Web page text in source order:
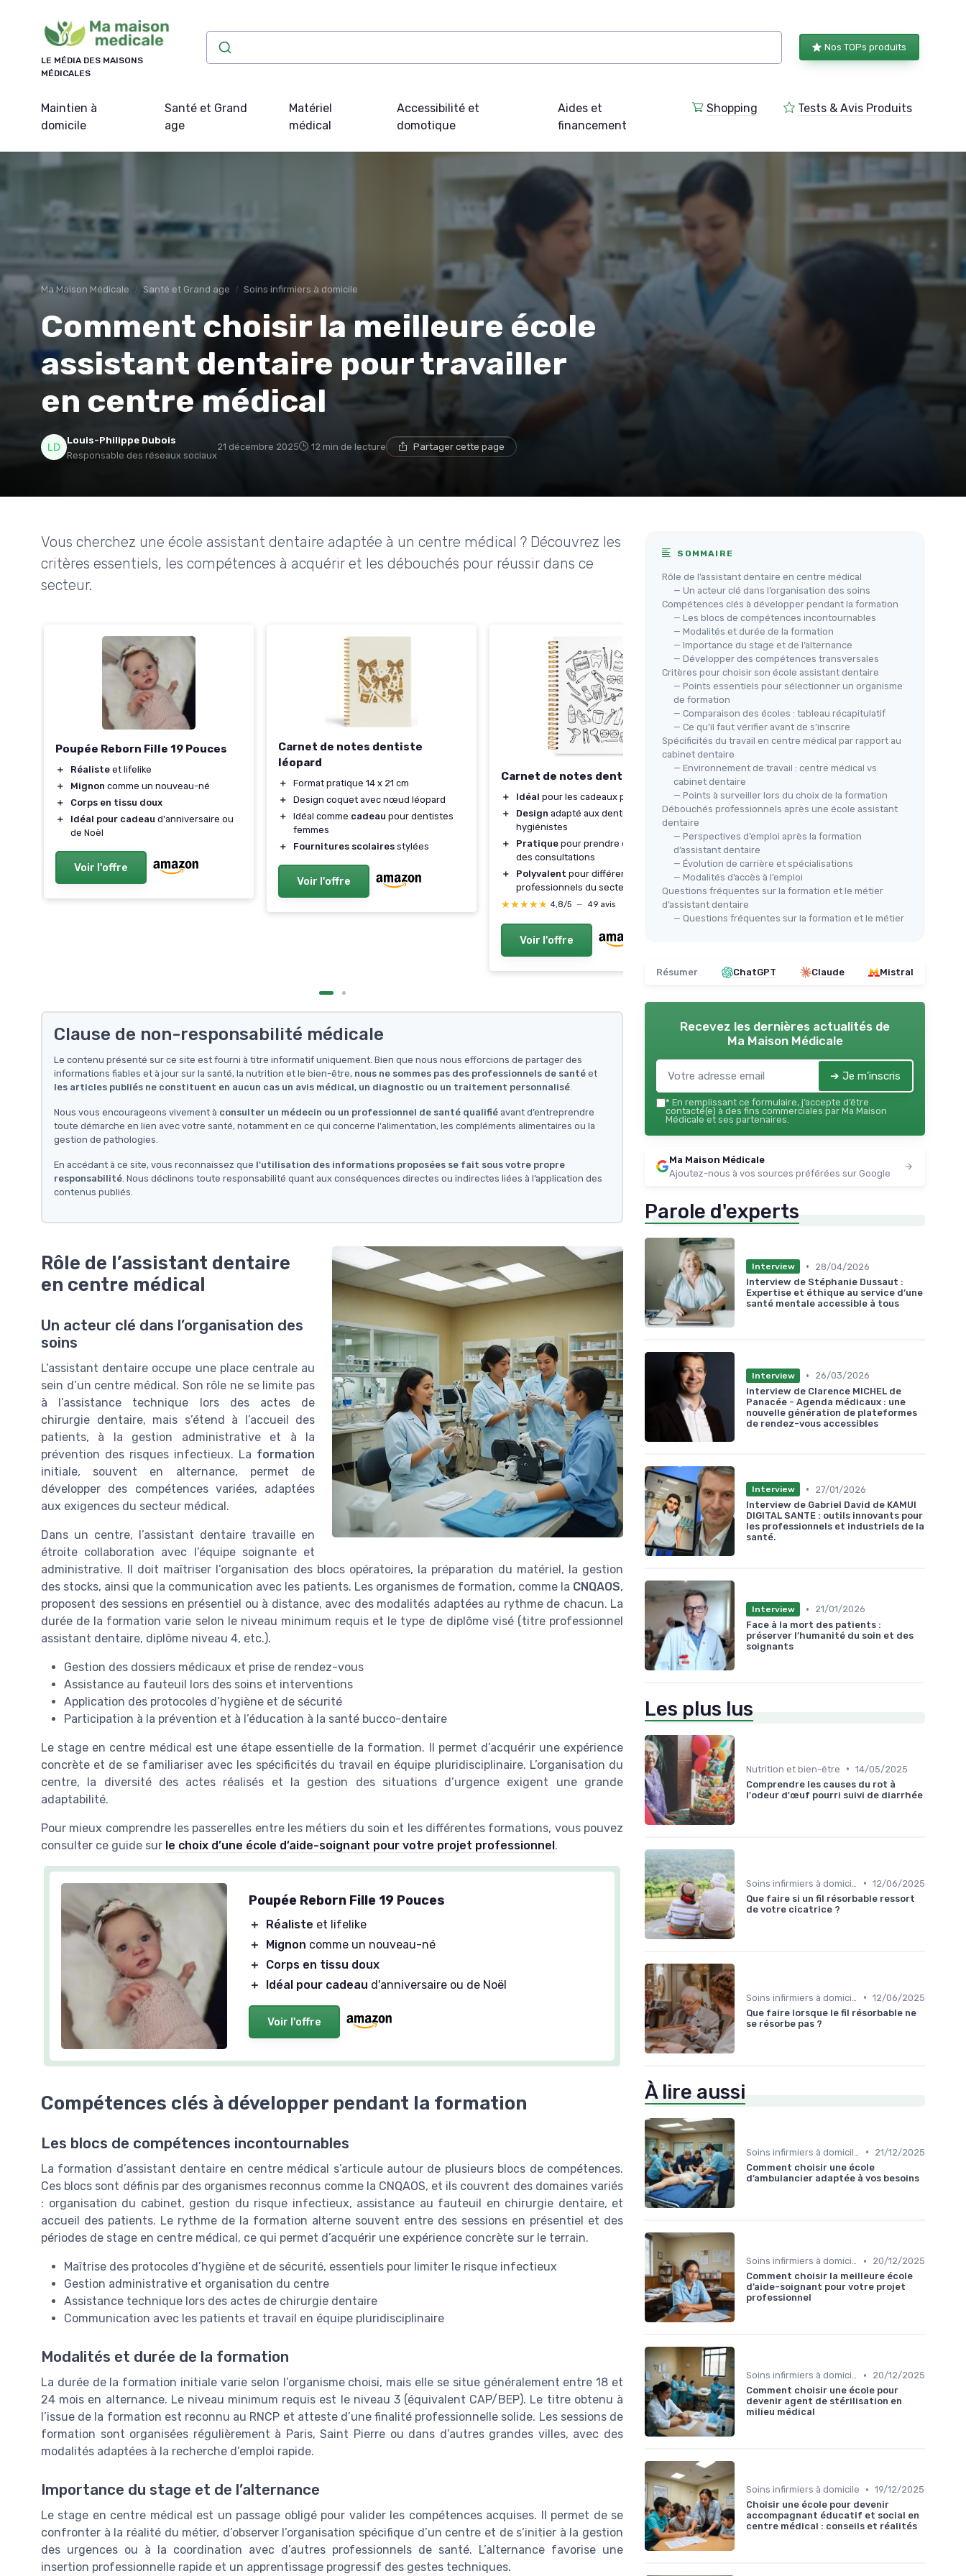
LE MÉDIA DES MAISONS
MÉDICALES
Nos TOPs produits
Maintien à
domicile
Santé et Grand
age
Matériel
médical
Accessibilité et
domotique
Aides et
financement
Shopping Tests & Avis Produits
Ma Maison Médicale Santé et Grand age Soins infirmiers à domicile
Comment choisir la meilleure école
assistant dentaire pour travailler
en centre médical
Louis-Philippe Dubois
Responsable des réseaux sociaux
21 décembre 2025 12 min de lecture Partager cette page
Vous cherchez une école assistant dentaire adaptée à un centre médical ? Découvrez les
critères essentiels, les compétences à acquérir et les débouchés pour réussir dans ce
secteur.
Poupée Reborn Fille 19 Pouces
＋ Réaliste et lifelike
＋
Mignon comme un nouveau-né
＋
Corps en tissu doux
＋
Idéal pour cadeau d'anniversaire ou
de Noël
Voir l'offre
Carnet de notes dentiste
léopard
＋
Format pratique 14 x 21 cm
＋
Design coquet avec nœud léopard
＋
Idéal comme cadeau pour dentistes
femmes
＋
Fournitures scolaires stylées
Voir l'offre
Carnet de notes dentaires
＋ Idéal pour les cadeaux professionnels
＋
Design adapté aux dentistes et
hygiénistes
＋
Pratique pour prendre des notes lors
des consultations
＋
Polyvalent pour différents
professionnels du secteur dentaire
★★★★★
★★★★★ 4,8/5 — 49 avis
Voir l'offre
Carnet à spirale bohème pour
assistants dentaires
＋ Design bohème
＋
Pratique pour prendre des notes
＋
Format portable(14 x 21 cm)
Voir l'offre
Clause de non-responsabilité médicale
Le contenu présenté sur ce site est fourni à titre informatif uniquement. Bien que nous nous efforcions de partager des
informations fiables et à jour sur la santé, la nutrition et le bien-être, nous ne sommes pas des professionnels de santé et
les articles publiés ne constituent en aucun cas un avis médical, un diagnostic ou un traitement personnalisé.
Nous vous encourageons vivement à consulter un médecin ou un professionnel de santé qualifié avant d’entreprendre
toute démarche en lien avec votre santé, notamment en ce qui concerne l'alimentation, les compléments alimentaires ou la
gestion de pathologies.
En accédant à ce site, vous reconnaissez que l'utilisation des informations proposées se fait sous votre propre
responsabilité. Nous déclinons toute responsabilité quant aux conséquences directes ou indirectes liées à l’application des
contenus publiés.
Rôle de l’assistant dentaire
en centre médical
Un acteur clé dans l’organisation des
soins
L’assistant dentaire occupe une place centrale au
sein d’un centre médical. Son rôle ne se limite pas
à l’assistance technique lors des actes de
chirurgie dentaire, mais s’étend à l’accueil des
patients, à la gestion administrative et à la
prévention des risques infectieux. La formation
initiale, souvent en alternance, permet de
développer des compétences variées, adaptées
aux exigences du secteur médical.
Dans un centre, l’assistant dentaire travaille en
étroite collaboration avec l’équipe soignante et
administrative. Il doit maîtriser l’organisation des blocs opératoires, la préparation du matériel, la gestion
des stocks, ainsi que la communication avec les patients. Les organismes de formation, comme la CNQAOS,
proposent des sessions en présentiel ou à distance, avec des modalités adaptées au rythme de chacun. La
durée de la formation varie selon le niveau minimum requis et le type de diplôme visé (titre professionnel
assistant dentaire, diplôme niveau 4, etc.).
Gestion des dossiers médicaux et prise de rendez-vous
Assistance au fauteuil lors des soins et interventions
Application des protocoles d’hygiène et de sécurité
Participation à la prévention et à l’éducation à la santé bucco-dentaire
Le stage en centre médical est une étape essentielle de la formation. Il permet d’acquérir une expérience
concrète et de se familiariser avec les spécificités du travail en équipe pluridisciplinaire. L’organisation du
centre, la diversité des actes réalisés et la gestion des situations d’urgence exigent une grande
adaptabilité.
Pour mieux comprendre les passerelles entre les métiers du soin et les différentes formations, vous pouvez
consulter ce guide sur le choix d’une école d’aide-soignant pour votre projet professionnel.
Poupée Reborn Fille 19 Pouces
＋ Réaliste et lifelike
＋
Mignon comme un nouveau-né
＋
Corps en tissu doux
＋
Idéal pour cadeau d'anniversaire ou de Noël
Voir l'offre
Compétences clés à développer pendant la formation
Les blocs de compétences incontournables
La formation d’assistant dentaire en centre médical s’articule autour de plusieurs blocs de compétences.
Ces blocs sont définis par des organismes reconnus comme la CNQAOS, et ils couvrent des domaines variés
: organisation du cabinet, gestion du risque infectieux, assistance au fauteuil en chirurgie dentaire, et
accueil des patients. Le rythme de la formation alterne souvent entre des sessions en présentiel et des
périodes de stage en centre médical, ce qui permet d’acquérir une expérience concrète sur le terrain.
Maîtrise des protocoles d’hygiène et de sécurité, essentiels pour limiter le risque infectieux
Gestion administrative et organisation du centre
Assistance technique lors des actes de chirurgie dentaire
Communication avec les patients et travail en équipe pluridisciplinaire
Modalités et durée de la formation
La durée de la formation initiale varie selon l’organisme choisi, mais elle se situe généralement entre 18 et
24 mois en alternance. Le niveau minimum requis est le niveau 3 (équivalent CAP/BEP). Le titre obtenu à
l’issue de la formation est reconnu au RNCP et atteste d’une finalité professionnelle solide. Les sessions de
formation sont organisées régulièrement à Paris, Saint Pierre ou dans d’autres grandes villes, avec des
modalités adaptées à la recherche d’emploi rapide.
Importance du stage et de l’alternance
Le stage en centre médical est un passage obligé pour valider les compétences acquises. Il permet de se
confronter à la réalité du métier, d’observer l’organisation spécifique d’un centre et de s’initier à la gestion
des urgences ou à la coordination avec d’autres professionnels de santé. L’alternance favorise une
insertion professionnelle rapide et un apprentissage progressif des gestes techniques.
SOMMAIRE
Rôle de l’assistant dentaire en centre médical
— Un acteur clé dans l’organisation des soins
Compétences clés à développer pendant la formation
— Les blocs de compétences incontournables
— Modalités et durée de la formation
— Importance du stage et de l’alternance
— Développer des compétences transversales
Critères pour choisir son école assistant dentaire
— Points essentiels pour sélectionner un organisme
de formation
— Comparaison des écoles : tableau récapitulatif
— Ce qu’il faut vérifier avant de s’inscrire
Spécificités du travail en centre médical par rapport au
cabinet dentaire
— Environnement de travail : centre médical vs
cabinet dentaire
— Points à surveiller lors du choix de la formation
Débouchés professionnels après une école assistant
dentaire
— Perspectives d’emploi après la formation
d’assistant dentaire
— Évolution de carrière et spécialisations
— Modalités d’accès à l’emploi
Questions fréquentes sur la formation et le métier
d’assistant dentaire
— Questions fréquentes sur la formation et le métier
Résumer ChatGPT Claude Mistral
Recevez les dernières actualités de
Ma Maison Médicale
➔ Je m'inscris
* En remplissant ce formulaire, j’accepte d’être
contacté(e) à des fins commerciales par Ma Maison
Médicale et ses partenaires.
Ma Maison Médicale
Ajoutez-nous à vos sources préférées sur Google
Parole d'experts
Interview •
28/04/2026
Interview de Stéphanie Dussaut :
Expertise et éthique au service d’une
santé mentale accessible à tous
Interview •
26/03/2026
Interview de Clarence MICHEL de
Panacée - Agenda médicaux : une
nouvelle génération de plateformes
de rendez-vous accessibles
Interview •
27/01/2026
Interview de Gabriel David de KAMUI
DIGITAL SANTE : outils innovants pour
les professionnels et industriels de la
santé.
Interview •
21/01/2026
Face à la mort des patients :
préserver l’humanité du soin et des
soignants
Les plus lus
Nutrition et bien-être • 14/05/2025
Comprendre les causes du rot à
l'odeur d'œuf pourri suivi de diarrhée
• 12/06/2025
Que faire si un fil résorbable ressort
de votre cicatrice ?
• 12/06/2025
Que faire lorsque le fil résorbable ne
se résorbe pas ?
À lire aussi
•
21/12/2025
Comment choisir une école
d’ambulancier adaptée à vos besoins
Soins infirmiers à domicile •
20/12/2025
Comment choisir la meilleure école
d’aide-soignant pour votre projet
professionnel
Soins infirmiers à domicile •
20/12/2025
Comment choisir une école pour
devenir agent de stérilisation en
milieu médical
Soins infirmiers à domicile • 19/12/2025
Choisir une école pour devenir
accompagnant éducatif et social en
centre médical : conseils et réalités